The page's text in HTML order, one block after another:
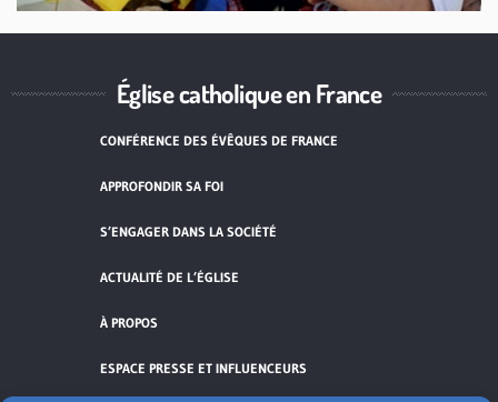
Église catholique en France
CONFÉRENCE DES ÉVÊQUES DE FRANCE
APPROFONDIR SA FOI
S’ENGAGER DANS LA SOCIÉTÉ
ACTUALITÉ DE L’ÉGLISE
À PROPOS
ESPACE PRESSE ET INFLUENCEURS